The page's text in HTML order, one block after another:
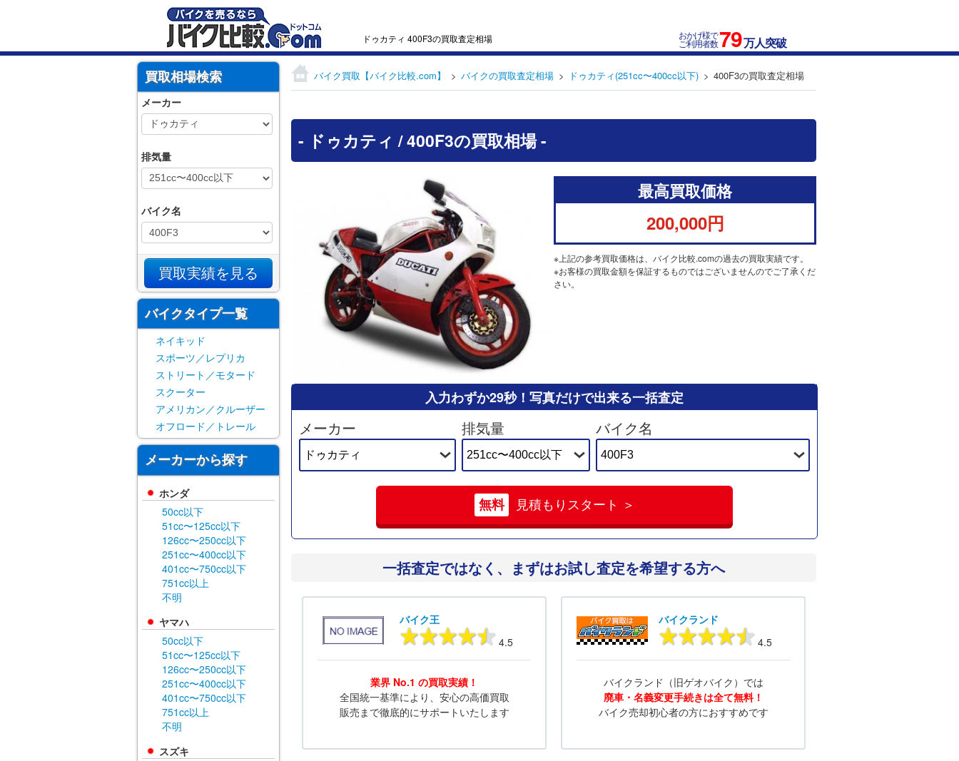
ドゥカティ 400F3の買取査定相場 おかげ様で
ご利用者数79万人突破
バイク買取【バイク比較.com】 バイクの買取査定相場 ドゥカティ(251cc〜400cc以下) 400F3の買取査定相場
- ドゥカティ / 400F3の買取相場 -
最高買取価格
200,000円
※上記の参考買取価格は、バイク比較.comの過去の買取実績です。
※お客様の買取金額を保証するものではございませんのでご了承くだ
さい。
入力わずか29秒！ 写真だけで出来る一括査定
メーカー 排気量 バイク名
無料 見積もりスタート ＞
一括査定ではなく、 まずはお試し査定を希望する方へ
バイク王
4.5
業界 No.1 の買取実績！
全国統一基準により、安心の高価買取
販売まで徹底的にサポートいたします
バイクランド
4.5
バイクランド（旧ゲオバイク）では
廃車・名義変更手続きは全て無料！
バイク売却初心者の方におすすめです
買取相場検索
メーカー
排気量
バイク名
バイクタイプ一覧
ネイキッド
スポーツ／レプリカ
ストリート／モタード
スクーター
アメリカン／クルーザー
オフロード／トレール
メーカーから探す
ホンダ
50cc以下
51cc〜125cc以下
126cc〜250cc以下
251cc〜400cc以下
401cc〜750cc以下
751cc以上
不明
ヤマハ
50cc以下
51cc〜125cc以下
126cc〜250cc以下
251cc〜400cc以下
401cc〜750cc以下
751cc以上
不明
スズキ